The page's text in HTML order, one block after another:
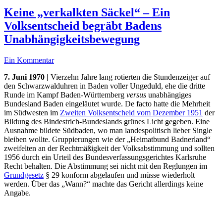
Keine „verkalkten Säckel“ – Ein
Volksentscheid begräbt Badens
Unabhängigkeitsbewegung
Ein Kommentar
7. Juni 1970 | Vierzehn Jahre lang rotierten die Stundenzeiger auf
den Schwarzwalduhren in Baden voller Ungeduld, ehe die dritte
Runde im Kampf Baden-Württemberg versus unabhängiges
Bundesland Baden eingeläutet wurde. De facto hatte die Mehrheit
im Südwesten im Zweiten Volksentscheid vom Dezember 1951 der
Bildung des Bindestrich-Bundeslands grünes Licht gegeben. Eine
Ausnahme bildete Südbaden, wo man landespolitisch lieber Single
bleiben wollte. Gruppierungen wie der „Heimatbund Badnerland“
zweifelten an der Rechtmäßigkeit der Volksabstimmung und sollten
1956 durch ein Urteil des Bundesverfassungsgerichtes Karlsruhe
Recht behalten. Die Abstimmung sei nicht mit den Reglungen im
Grundgesetz § 29 konform abgelaufen und müsse wiederholt
werden. Über das „Wann?“ machte das Gericht allerdings keine
Angabe.